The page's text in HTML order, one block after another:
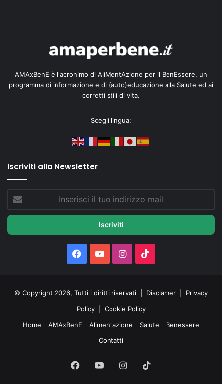
AMAxBenE è l'acronimo di AliMentAzione per il BenEssere, un
programma di informazione e di (auto)educazione alla Salute ed ai
corretti stili di vita.
Scegli lingua:
Iscriviti alla Newsletter
tuo
mail
Facebook
You Instagram
© Copyright 2026, Tutti i diritti riservati | Disclamer
Privacy
Policy
Cookie Policy
Home
AMAxBenE Alimentazione Salute
Benessere
Contatti
Facebook Instagram